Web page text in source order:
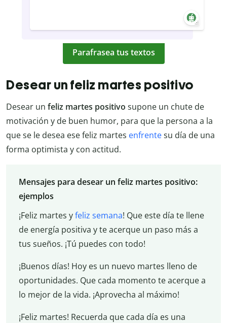
Parafrasea tus textos
Desear un feliz martes positivo
Desear un feliz martes positivo supone un chute de
motivación y de buen humor, para que la persona a la
que se le desea ese feliz martes enfrentesu día de una
forma optimista y con actitud.
Mensajes para desear un feliz martes positivo:
ejemplos
¡Feliz martes yfeliz semana! Que este día te llene
de energía positiva y te acerque un paso más a
tus sueños. ¡Tú puedes con todo!
¡Buenos días! Hoy es un nuevo martes lleno de
oportunidades. Que cada momento te acerque a
lo mejor de la vida. ¡Aprovecha al máximo!
¡Feliz martes! Recuerda que cada día es una